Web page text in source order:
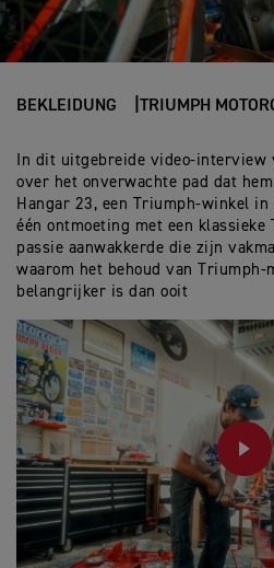
BEKLEIDUNG TRIUMPH
In dit uitgebreide video-
over het onverwachte pad dat
Hangar 23, een Triumph-winkel
één ontmoeting met een klassieke
passie aanwakkerde die zijn
waarom het behoud van Triumph-
belangrijker is dan ooit